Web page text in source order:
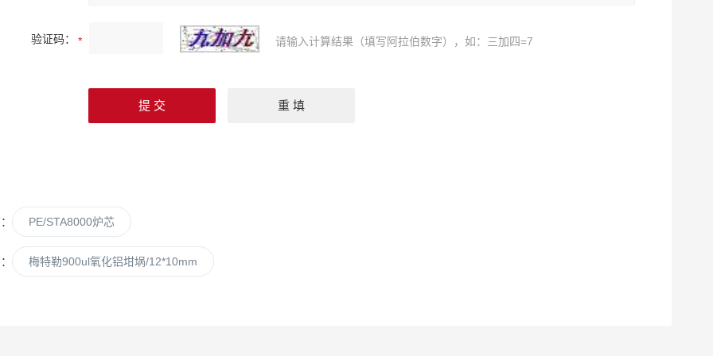
验证码： 请输入计算结果（填写阿拉伯数字），如：三加四=7
PE/STA8000炉芯
梅特勒900ul氧化铝坩埚/12*10mm